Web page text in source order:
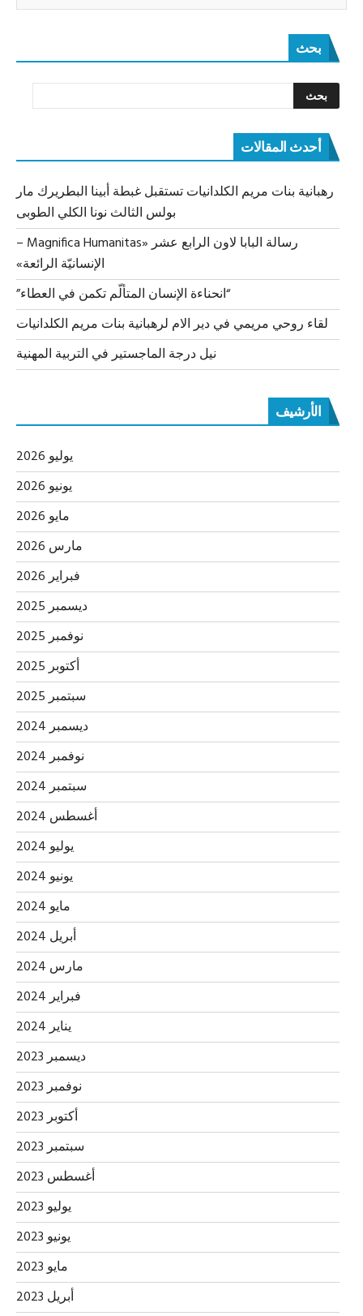
بحث
أحدث المقالات
رهبانية بنات مريم الكلدانيات تستقبل غبطة أبينا البطريرك مار
بولس الثالث نونا الكلي الطوبى
رسالة البابا لاون الرابع عشر «Magnifica Humanitas –
الإنسانيّة الرائعة»
“انحناءة الإنسان المتألّم تكمن في العطاء”
لقاء روحي مريمي في دير الام لرهبانية بنات مريم الكلدانيات
نيل درجة الماجستير في التربية المهنية
الأرشيف
يوليو 2026
يونيو 2026
مايو 2026
مارس 2026
فبراير 2026
ديسمبر 2025
نوفمبر 2025
أكتوبر 2025
سبتمبر 2025
ديسمبر 2024
نوفمبر 2024
سبتمبر 2024
أغسطس 2024
يوليو 2024
يونيو 2024
مايو 2024
أبريل 2024
مارس 2024
فبراير 2024
يناير 2024
ديسمبر 2023
نوفمبر 2023
أكتوبر 2023
سبتمبر 2023
أغسطس 2023
يوليو 2023
يونيو 2023
مايو 2023
أبريل 2023